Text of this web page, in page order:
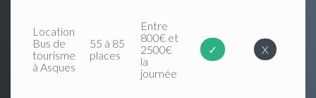
Location
Bus de
tourisme
à Asques
55 à 85
places
Entre
800€ et
2500€
la
journée
✓ X